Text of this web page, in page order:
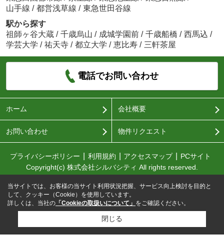
山手線 / 都営浅草線 / 東急世田谷線
駅から探す
祖師ヶ谷大蔵 / 千歳烏山 / 成城学園前 / 千歳船橋 / 西馬込 /
学芸大学 / 祐天寺 / 都立大学 / 恵比寿 / 三軒茶屋
電話でお問い合わせ
ホーム 会社概要
お問い合わせ 物件リクエスト
プライバシーポリシー 利用規約 アクセスマップ
PCサイト
Copyright(c) 株式会社シルバシティ All rights reserved.
当サイトでは、お客様の当サイト利用状況把握、サービス向上検討を目的と
して、クッキー（Cookie）を使用しています。
詳しくは、当社の 「Cookieの取扱いについて」 をご確認ください。
閉じる